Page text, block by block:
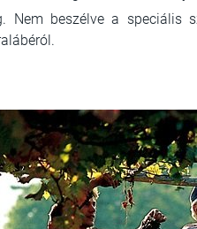
Nem beszélve a speciális